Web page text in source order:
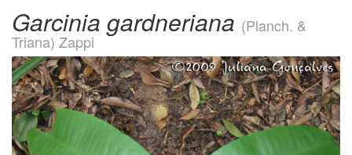
Garcinia gardneriana (Planch. &
Triana) Zappi